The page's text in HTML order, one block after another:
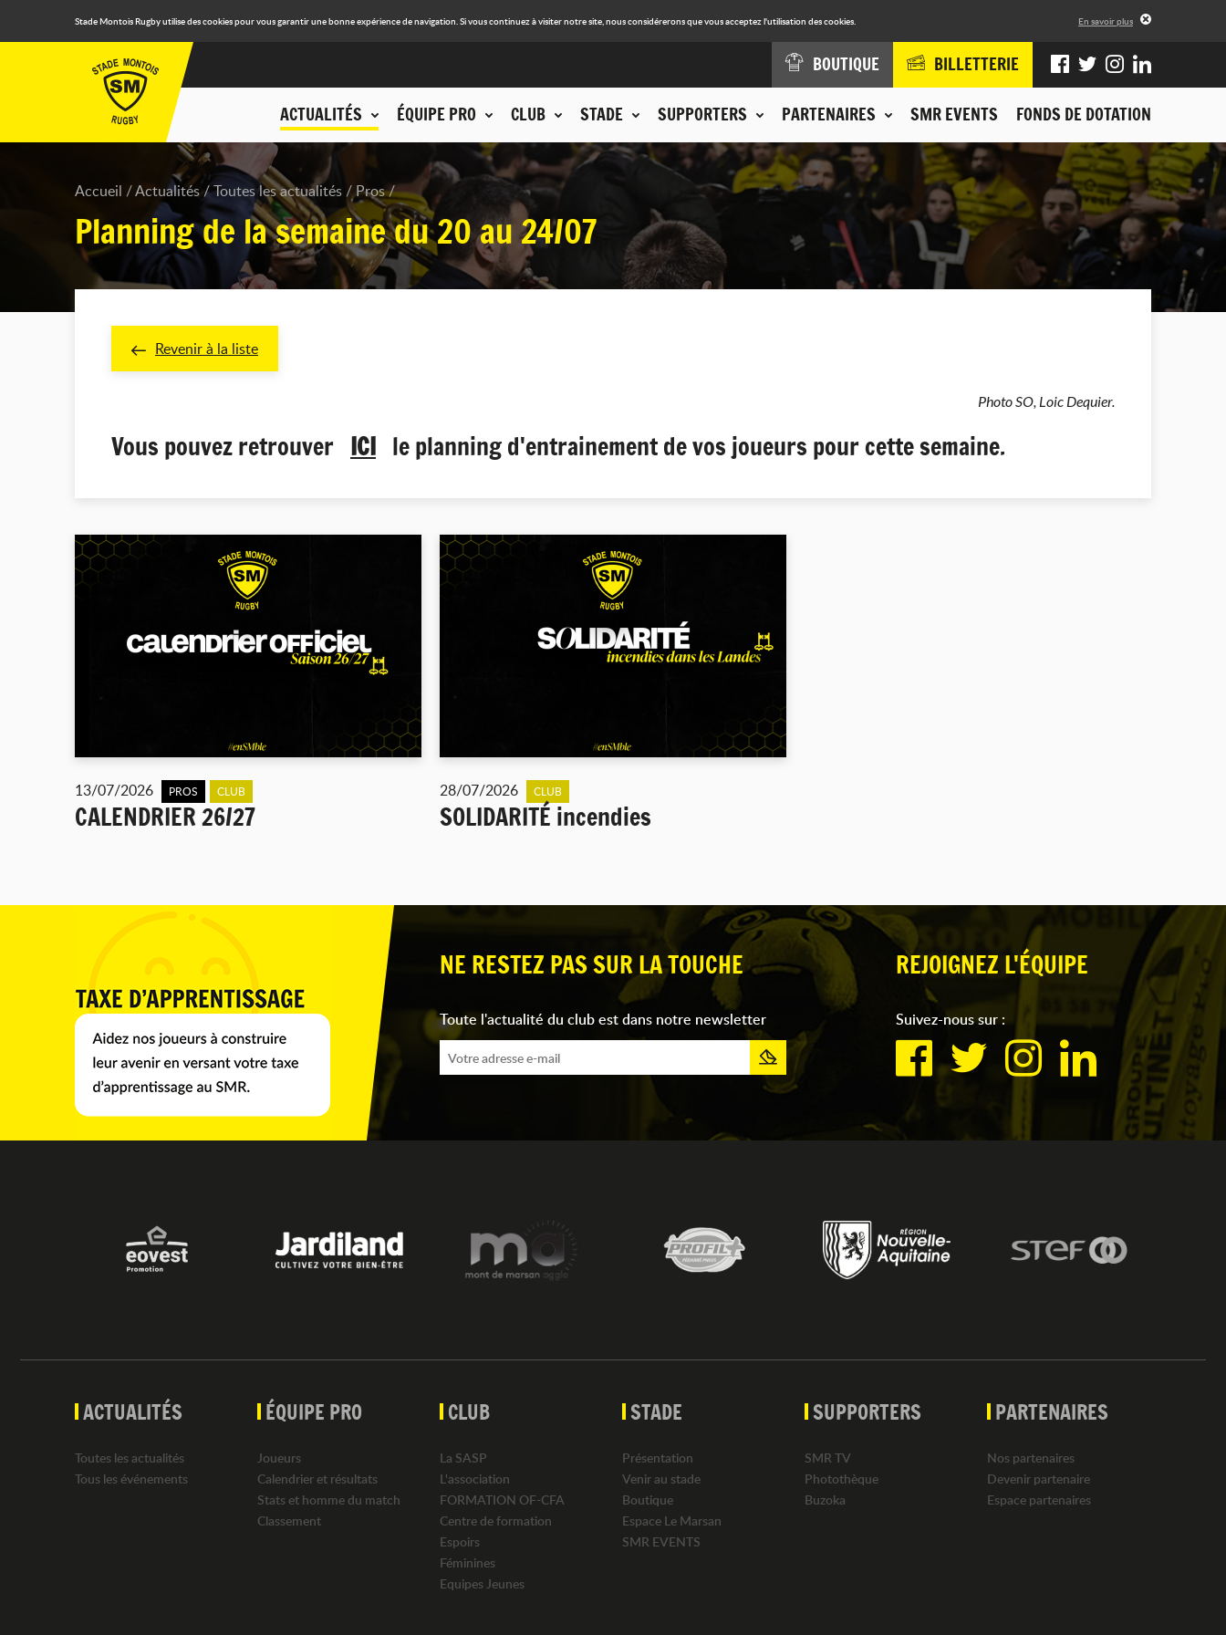
Stade Montois Rugby utilise des cookies pour vous garantir une bonne expérience de navigation. Si vous continuez à visiter notre site, nous considérerons que vous acceptez l'utilisation des cookies. En savoir plus
ACTUALITÉS ÉQUIPE PRO CLUB STADE SUPPORTERS PARTENAIRES SMR EVENTS FONDS DE DOTATION
BOUTIQUE BILLETTERIE
Accueil Actualités Toutes les actualités Pros
Planning de la semaine du 20 au 24/07
Revenir à la liste
Photo SO, Loic Dequier.
Vous pouvez retrouver ICI le planning d'entrainement de vos joueurs pour cette semaine.
13/07/2026 PROS CLUB
CALENDRIER 26/27
28/07/2026 CLUB
SOLIDARITÉ incendies
NE RESTEZ PAS SUR LA TOUCHE
Toute l'actualité du club est dans notre newsletter
REJOIGNEZ L'ÉQUIPE
Suivez-nous sur :
ACTUALITÉS
Toutes les actualités
Tous les événements
ÉQUIPE PRO
Joueurs
Calendrier et résultats
Stats et homme du match
Classement
CLUB
La SASP
L'association
FORMATION OF-CFA
Centre de formation
Espoirs
Féminines
Equipes Jeunes
STADE
Présentation
Venir au stade
Boutique
Espace Le Marsan
SMR EVENTS
SUPPORTERS
SMR TV
Photothèque
Buzoka
PARTENAIRES
Nos partenaires
Devenir partenaire
Espace partenaires